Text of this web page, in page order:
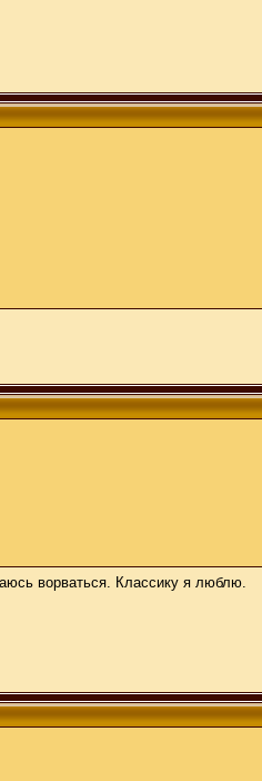
ворваться. Классику я люблю.